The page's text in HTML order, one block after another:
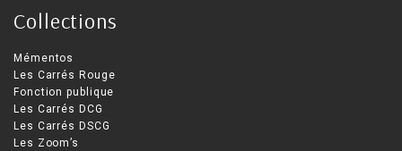
Collections
Mémentos
Les Carrés Rouge
Fonction publique
Les Carrés DCG
Les Carrés DSCG
Les Zoom’s